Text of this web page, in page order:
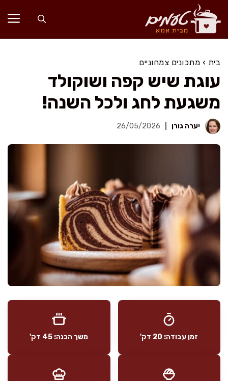
לדלג
לתוכן
בית › מתכונים צמחוניים
עוגת שיש קפה ושוקולד
משגעת לחג ולכל השנה!
יערה גורן 26/05/2026
זמן עבודה: 20 דק' משך הכנה: 45 דק'